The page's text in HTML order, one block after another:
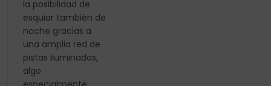
la posibilidad de
esquiar también de
noche gracias a
una amplia red de
pistas iluminadas,
algo